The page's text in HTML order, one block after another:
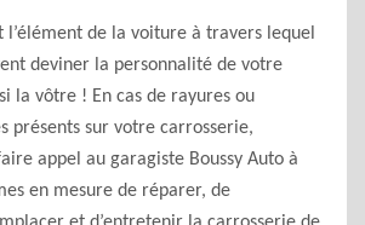
l’élément de la voiture à travers lequel
deviner la personnalité de votre
la vôtre ! En cas de rayures ou
présents sur votre carrosserie,
appel au garagiste Boussy Auto à
en mesure de réparer, de